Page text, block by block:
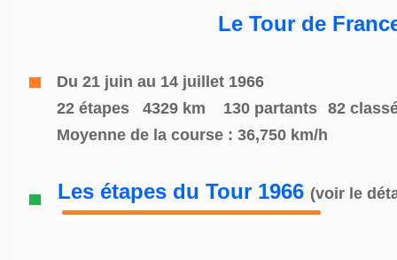
Le Tour de
Du 21 juin au 14 juillet 1966
22 étapes 4329 km 130 partants 82
Moyenne de la course : 36,750 km/h
Les étapes du Tour 1966 (voir le